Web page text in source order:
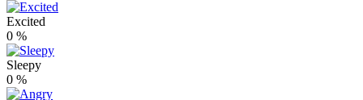
Excited
0 %
Sleepy
0 %